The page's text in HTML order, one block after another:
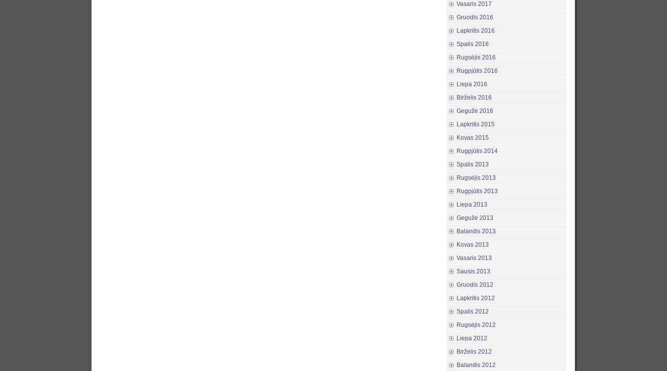
Vasaris 2017
Gruodis 2016
Lapkritis 2016
Spalis 2016
Rugsėjis 2016
Rugpjūtis 2016
Liepa 2016
Birželis 2016
Gegužė 2016
Lapkritis 2015
Kovas 2015
Rugpjūtis 2014
Spalis 2013
Rugsėjis 2013
Rugpjūtis 2013
Liepa 2013
Gegužė 2013
Balandis 2013
Kovas 2013
Vasaris 2013
Sausis 2013
Gruodis 2012
Lapkritis 2012
Spalis 2012
Rugsėjis 2012
Liepa 2012
Birželis 2012
Balandis 2012